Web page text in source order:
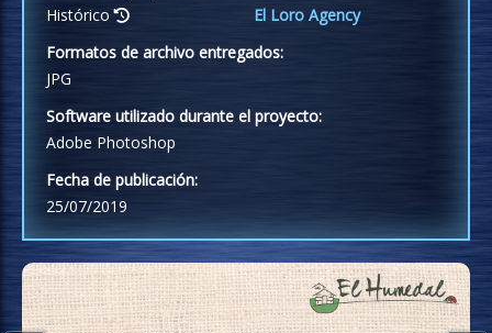
Histórico
El Loro Agency
Formatos de archivo entregados:
JPG
Software utilizado durante el proyecto:
Adobe Photoshop
Fecha de publicación:
25/07/2019